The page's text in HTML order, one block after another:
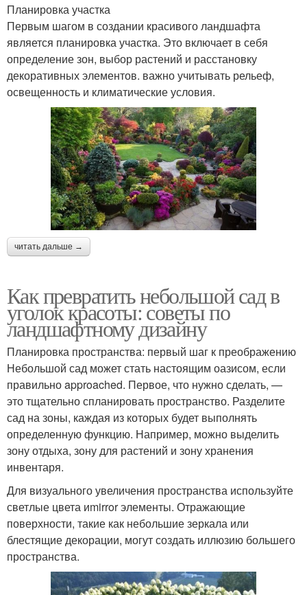
Планировка участка
Первым шагом в создании красивого ландшафта
является планировка участка. Это включает в себя
определение зон, выбор растений и расстановку
декоративных элементов. важно учитывать рельеф,
освещенность и климатические условия.
читать дальше →
Как превратить небольшой сад в
уголок красоты: советы по
ландшафтному дизайну
Планировка пространства: первый шаг к преображению
Небольшой сад может стать настоящим оазисом, если
правильно approached. Первое, что нужно сделать, —
это тщательно спланировать пространство. Разделите
сад на зоны, каждая из которых будет выполнять
определенную функцию. Например, можно выделить
зону отдыха, зону для растений и зону хранения
инвентаря.
Для визуального увеличения пространства используйте
светлые цвета иmirror элементы. Отражающие
поверхности, такие как небольшие зеркала или
блестящие декорации, могут создать иллюзию большего
пространства.